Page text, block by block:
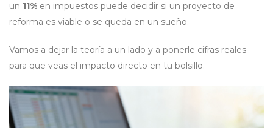
un 11% en impuestos puede decidir si un proyecto de
reforma es viable o se queda en un sueño.
Vamos a dejar la teoría a un lado y a ponerle cifras reales
para que veas el impacto directo en tu bolsillo.